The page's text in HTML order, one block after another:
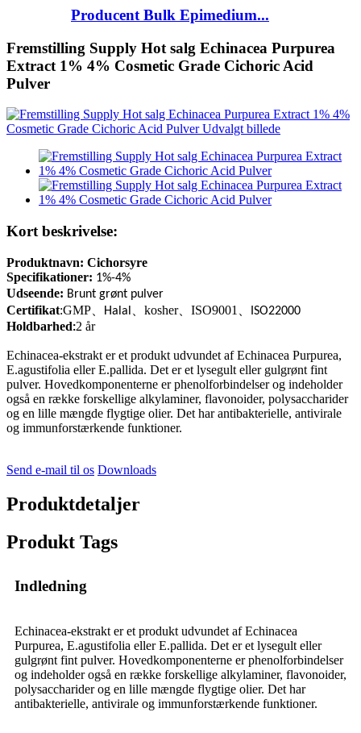
Producent Bulk Epimedium...
Fremstilling Supply Hot salg Echinacea Purpurea
Extract 1% 4% Cosmetic Grade Cichoric Acid
Pulver
Kort beskrivelse:
Produktnavn: Cichorsyre
Specifikationer: 1%-4%
Udseende: Brunt grønt pulver
Certifikat:GMP Halal kosher、 ISO9001 ISO22000
Holdbarhed:2 år
Echinacea-ekstrakt er et produkt udvundet af Echinacea Purpurea,
E.agustifolia eller E.pallida. Det er et lysegult eller gulgrønt fint
pulver. Hovedkomponenterne er phenolforbindelser og indeholder
også en række forskellige alkylaminer, flavonoider, polysaccharider
og en lille mængde flygtige olier. Det har antibakterielle, antivirale
og immunforstærkende funktioner.
Send e-mail til os Downloads
Produktdetaljer
Produkt Tags
Indledning
Echinacea-ekstrakt er et produkt udvundet af Echinacea
Purpurea, E.agustifolia eller E.pallida. Det er et lysegult eller
gulgrønt fint pulver. Hovedkomponenterne er phenolforbindelser
og indeholder også en række forskellige alkylaminer, flavonoider,
polysaccharider og en lille mængde flygtige olier. Det har
antibakterielle, antivirale og immunforstærkende funktioner.